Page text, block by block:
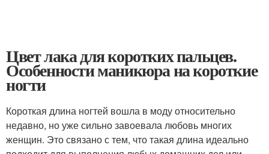
Цвет лака для коротких пальцев.
Особенности маникюра на короткие
ногти
Короткая длина ногтей вошла в моду относительно
недавно, но уже сильно завоевала любовь многих
женщин. Это связано с тем, что такая длина идеально